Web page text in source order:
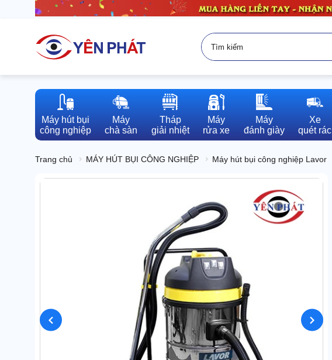
Máy hút bụi
công nghiệp
Máy
chà sàn
Tháp
giải nhiệt
Máy
rửa xe
Máy
đánh giày
Xe
quét rác
Trang chủ MÁY HÚT BỤI CÔNG NGHIỆP Máy hút bụi công nghiệp Lavor